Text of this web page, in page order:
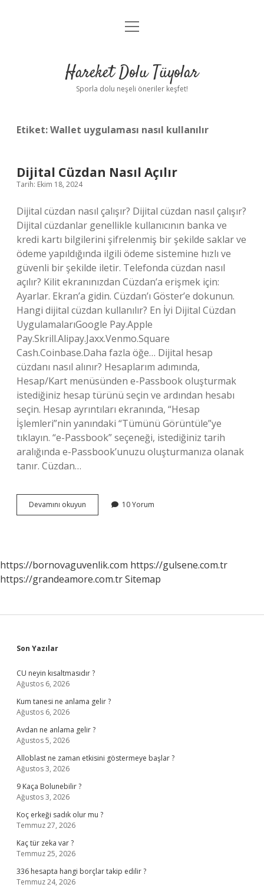
Anasayfa
Yasal Uyarı
menüyü
Hareket Dolu Tüyolar
Sporla dolu neşeli öneriler keşfet!
Etiket:Wallet uygulaması nasıl kullanılır
Dijital Cüzdan Nasıl Açılır
Tarih: Ekim 18, 2024
Dijital cüzdan nasıl çalışır? Dijital cüzdan nasıl çalışır?
Dijital cüzdanlar genellikle kullanıcının banka ve
kredi kartı bilgilerini şifrelenmiş bir şekilde saklar ve
ödeme yapıldığında ilgili ödeme sistemine hızlı ve
güvenli bir şekilde iletir. Telefonda cüzdan nasıl
açılır? Kilit ekranınızdan Cüzdan’a erişmek için:
Ayarlar. Ekran’a gidin. Cüzdan’ı Göster’e dokunun.
Hangi dijital cüzdan kullanılır? En İyi Dijital Cüzdan
UygulamalarıGoogle Pay.Apple
Pay.Skrill.Alipay.Jaxx.Venmo.Square
Cash.Coinbase.Daha fazla öğe… Dijital hesap
cüzdanı nasıl alınır? Hesaplarım adımında,
Hesap/Kart menüsünden e-Passbook oluşturmak
istediğiniz hesap türünü seçin ve ardından hesabı
seçin. Hesap ayrıntıları ekranında, “Hesap
İşlemleri”nin yanındaki “Tümünü Görüntüle”ye
tıklayın. “e-Passbook” seçeneği, istediğiniz tarih
aralığında e-Passbook’unuzu oluşturmanıza olanak
tanır. Cüzdan…
Devamını okuyun
Cüzdan
10 Yorum
https://bornovaguvenlik.com https://gulsene.com.tr
https://grandeamore.com.trSitemap
Sidebar
Son Yazılar
CU neyin kısaltmasıdır ?
Ağustos 6, 2026
Kum tanesi ne anlama gelir ?
Ağustos 6, 2026
Avdan ne anlama gelir ?
Ağustos 5, 2026
Alloblast ne zaman etkisini göstermeye başlar ?
Ağustos 3, 2026
9 Kaça Bolunebilir ?
Ağustos 3, 2026
Koç erkeği sadık olur mu ?
Temmuz 27, 2026
Kaç tür zeka var ?
Temmuz 25, 2026
336 hesapta hangi borçlar takip edilir ?
Temmuz 24, 2026